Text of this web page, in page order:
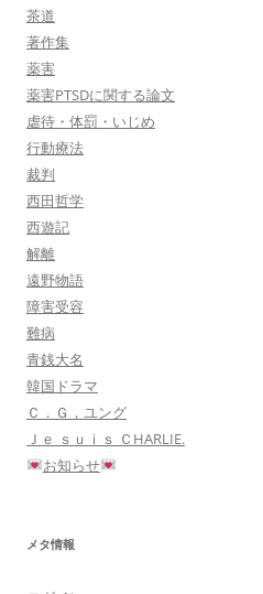
茶道
著作集
薬害
薬害PTSDに関する論文
虐待・体罰・いじめ
行動療法
裁判
西田哲学
西遊記
解離
遠野物語
障害受容
難病
青銭大名
韓国ドラマ
Ｃ．Ｇ，ユング
Ｊｅ ｓｕｉｓ ＣHARLIE.
お知らせ
メタ情報